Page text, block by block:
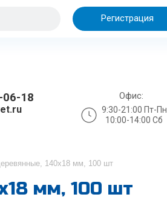
Регистрация
18 Офис:
9:30-21:00 Пт-Пн
10:00-14:00 Сб
140x18 мм, 100 шт
мм, 100 шт